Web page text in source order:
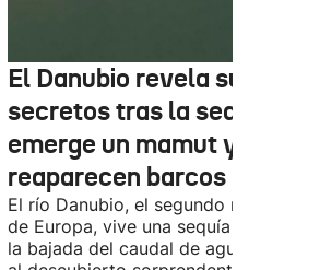
El Danubio revela sus
secretos tras la sequía:
emerge un mamut y
reaparecen barcos nazis
El río Danubio, el segundo más largo
de Europa, vive una sequía histórica
la bajada del caudal de agua ha